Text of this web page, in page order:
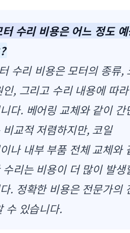
수리 비용은 어느 정도
수리 비용은 모터의 종류,
인, 그리고 수리 내용에 따
다. 베어링 교체와 같이 간
비교적 저렴하지만, 코일
나 내부 부품 전체 교체와
수리는 비용이 더 많이 발생
. 정확한 비용은 전문가의
수 있습니다.